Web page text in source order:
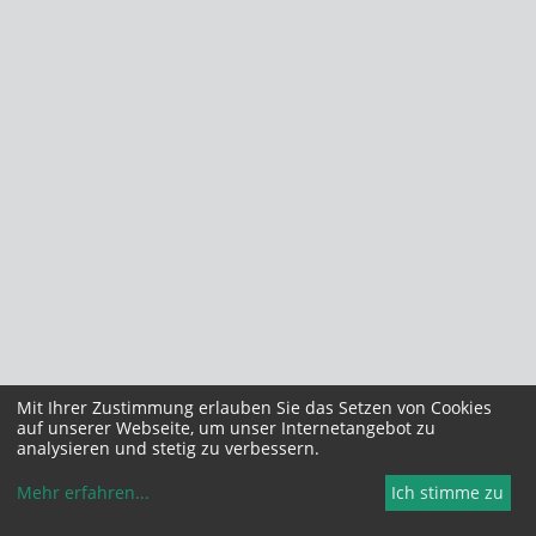
Mit Ihrer Zustimmung erlauben Sie das Setzen von Cookies
auf unserer Webseite, um unser Internetangebot zu
analysieren und stetig zu verbessern.
Mehr erfahren... Ich stimme zu